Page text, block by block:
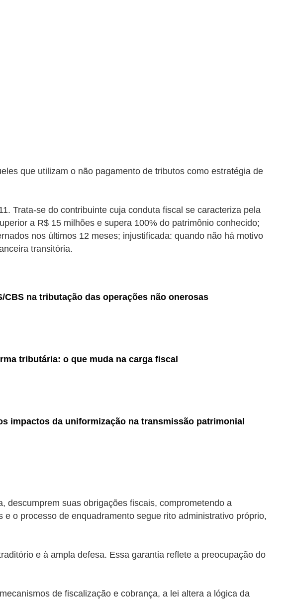
que utilizam o não pagamento de tributos como estratégia de
Trata-se do contribuinte cuja conduta fiscal se caracteriza pela
a R$ 15 milhões e supera 100% do patrimônio conhecido;
nos últimos 12 meses; injustificada: quando não há motivo
transitória.
na tributação das operações não onerosas
tributária: o que muda na carga fiscal
impactos da uniformização na transmissão patrimonial
descumprem suas obrigações fiscais, comprometendo a
o processo de enquadramento segue rito administrativo próprio,
e à ampla defesa. Essa garantia reflete a preocupação do
de fiscalização e cobrança, a lei altera a lógica da